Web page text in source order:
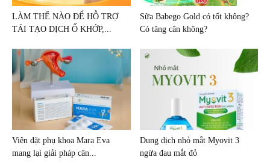
LÀM THẾ NÀO ĐỂ HỖ TRỢ
TÁI TẠO DỊCH Ổ KHỚP,...
Sữa Babego Gold có tốt không?
Có tăng cân không?
Viên đặt phụ khoa Mara Eva
mang lại giải pháp cân...
Dung dịch nhỏ mắt Myovit 3
ngừa đau mắt đỏ